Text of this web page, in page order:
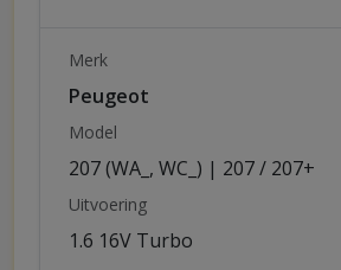
Merk
Peugeot
Model
207 (WA_, WC_) | 207 / 207+
Uitvoering
1.6 16V Turbo